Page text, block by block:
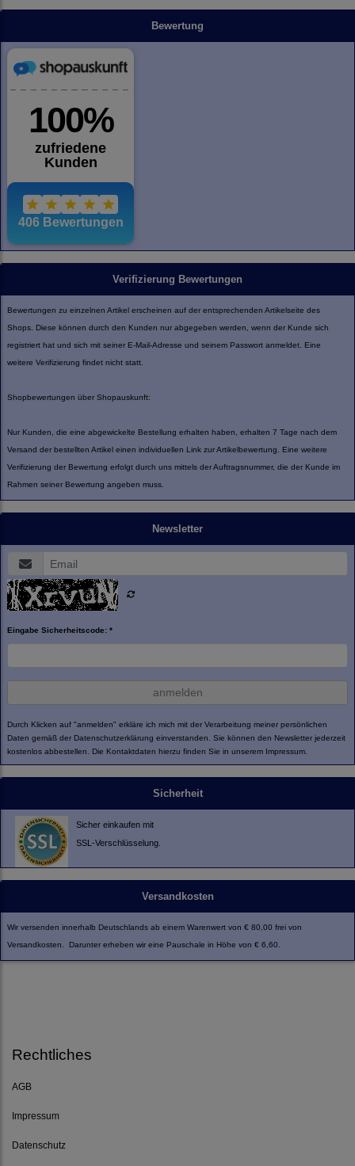
Bewertung
Verifizierung Bewertungen
Bewertungen zu einzelnen Artikel erscheinen auf der entsprechenden Artikelseite des
Shops. Diese können durch den Kunden nur abgegeben werden, wenn der Kunde sich
registriert hat und sich mit seiner E-Mail-Adresse und seinem Passwort anmeldet. Eine
weitere Verifizierung findet nicht statt.
Shopbewertungen über Shopauskunft:
Nur Kunden, die eine abgewickelte Bestellung erhalten haben, erhalten 7 Tage nach dem
Versand der bestellten Artikel einen individuellen Link zur Artikelbewertung. Eine weitere
Verifizierung der Bewertung erfolgt durch uns mittels der Auftragsnummer, die der Kunde im
Rahmen seiner Bewertung angeben muss.
Newsletter
Eingabe Sicherheitscode: *
anmelden
Durch Klicken auf "anmelden" erkläre ich mich mit der Verarbeitung meiner persönlichen
Daten gemäß der Datenschutzerklärung einverstanden. Sie können den Newsletter jederzeit
kostenlos abbestellen. Die Kontaktdaten hierzu finden Sie in unserem Impressum.
Sicherheit
Sicher einkaufen mit
SSL-Verschlüsselung.
Versandkosten
Wir versenden innerhalb Deutschlands ab einem Warenwert von € 80,00 frei von
Versandkosten. Darunter erheben wir eine Pauschale in Höhe von € 6,60.
Rechtliches
AGB
Impressum
Datenschutz